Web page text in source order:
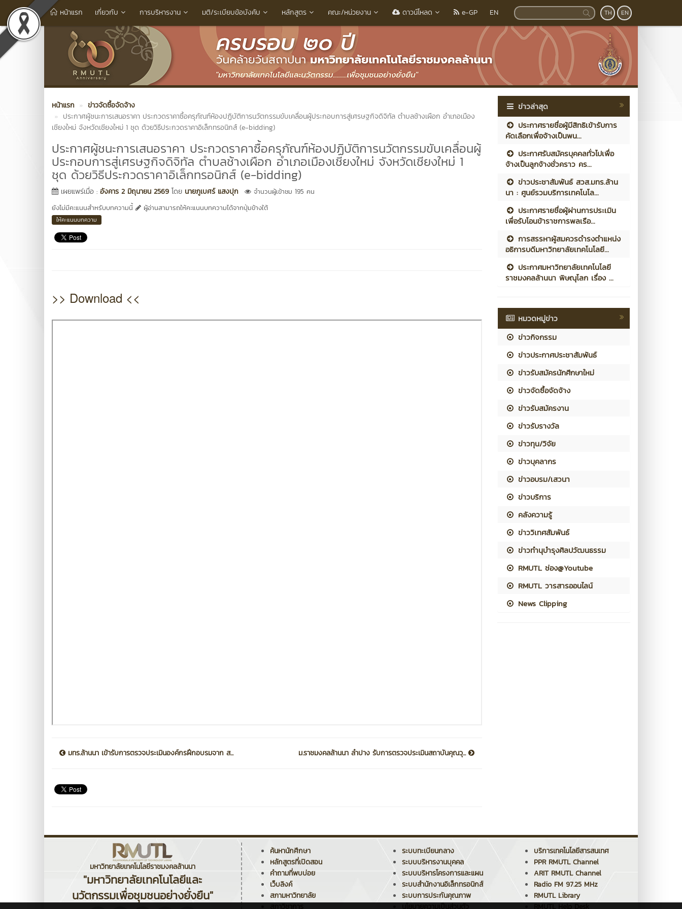
หน้าแรก เกี่ยวกับ การบริหารงาน มติ/ระเบียบข้อบังคับ หลักสูตร คณะ/หน่วยงาน ดาวน์โหลด e-GP EN TH EN
หน้าแรก
ข่าวจัดซื้อจัดจ้าง
ประกาศผู้ชนะการเสนอราคา ประกวดราคาซื้อครุภัณฑ์ห้องปฏิบัติการนวัตกรรมขับเคลื่อนผู้ประกอบการสู่เศรษฐกิจดิจิทัล ตำบลช้างเผือก อำเภอเมือง
เชียงใหม่ จังหวัดเชียงใหม่ 1 ชุด ด้วยวิธีประกวดราคาอิเล็กทรอนิกส์ (e-bidding)
ประกาศผู้ชนะการเสนอราคา ประกวดราคาซื้อครุภัณฑ์ห้องปฏิบัติการนวัตกรรมขับเคลื่อนผู้
ประกอบการสู่เศรษฐกิจดิจิทัล ตำบลช้างเผือก อำเภอเมืองเชียงใหม่ จังหวัดเชียงใหม่ 1
ชุด ด้วยวิธีประกวดราคาอิเล็กทรอนิกส์ (e-bidding)
เผยแพร่เมื่อ : อังคาร 2 มิถุนายน 2569 โดย นายภูเบศร์ แสงปุก
จำนวนผู้เข้าชม 195 คน
ยังไม่มีคะแนนสำหรับบทความนี้
ผู้อ่านสามารถให้คะแนนบทความได้จากปุ่มข้างใต้
ให้คะแนนบทความ
>> Download <<
มทร.ล้านนา เข้ารับการตรวจประเมินองค์กรฝึกอบรมจาก ส... ม.ราชมงคลล้านนา ลำปาง รับการตรวจประเมินสถาบันคุณวุ...
ข่าวล่าสุด
ประกาศรายชื่อผู้มีสิทธิเข้ารับการ
คัดเลือกเพื่อจ้างเป็นพน...
ประกาศรับสมัครบุคคลทั่วไปเพื่อ
จ้างเป็นลูกจ้างชั่วคราว คร...
ข่าวประชาสัมพันธ์ สวส.มทร.ล้าน
นา : ศูนย์รวมบริการเทคโนโล...
ประกาศรายชื่อผู้ผ่านการประเมิน
เพื่อรับโอนข้าราชการพลเรือ...
การสรรหาผู้สมควรดำรงตำแหน่ง
อธิการบดีมหาวิทยาลัยเทคโนโลยี...
ประกาศมหาวิทยาลัยเทคโนโลยี
ราชมงคลล้านนา พิษณุโลก เรื่อง ...
หมวดหมู่ข่าว
ข่าวกิจกรรม
ข่าวประกาศประชาสัมพันธ์
ข่าวรับสมัครนักศึกษาใหม่
ข่าวจัดซื้อจัดจ้าง
ข่าวรับสมัครงาน
ข่าวรับรางวัล
ข่าวทุน/วิจัย
ข่าวบุคลากร
ข่าวอบรม/เสวนา
ข่าวบริการ
คลังความรู้
ข่าววิเทศสัมพันธ์
ข่าวทำนุบำรุงศิลปวัฒนธรรม
RMUTL ช่อง@Youtube
RMUTL วารสารออนไลน์
News Clipping
มหาวิทยาลัยเทคโนโลยีราชมงคลล้านนา
"มหาวิทยาลัยเทคโนโลยีและ
นวัตกรรมเพื่อชุมชนอย่างยั่งยืน"
ค้นหานักศึกษา
หลักสูตรที่เปิดสอน
คำถามที่พบบ่อย
เว็บลิงค์
สภามหาวิทยาลัย
ระบบทะเบียนกลาง
ระบบบริหารงานบุคคล
ระบบบริหารโครงการและแผน
ระบบสำนักงานอิเล็กทรอนิกส์
ระบบการประกันคุณภาพ
บริการเทคโนโลยีสารสนเทศ
PPR RMUTL Channel
ARIT RMUTL Channel
Radio FM 97.25 MHz
RMUTL Library